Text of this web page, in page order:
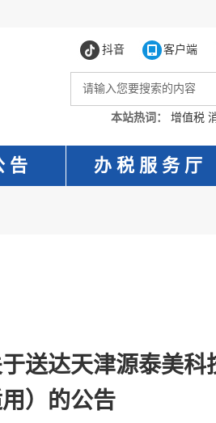
抖音 客户端
本站热词： 增值税
告 办 税 服 务 厅
送达天津源泰美科
）的公告